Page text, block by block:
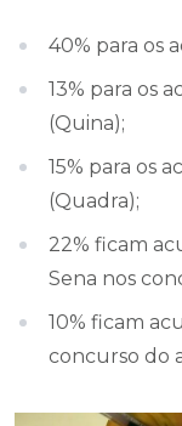
40% para os
13% para os
(Quina);
15% para os
(Quadra);
22% ficam
Sena nos
10% ficam
concurso do